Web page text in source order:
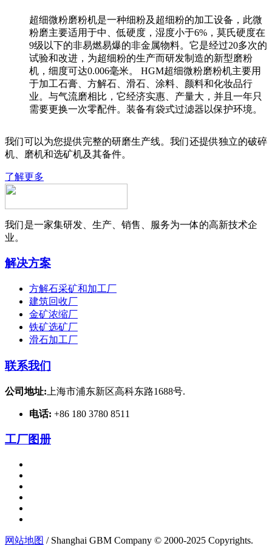
超细微粉磨粉机是一种细粉及超细粉的加工设备，此微
粉磨主要适用于中、低硬度，湿度小于6%，莫氏硬度在
9级以下的非易燃易爆的非金属物料。它是经过20多次的
试验和改进，为超细粉的生产而研发制造的新型磨粉
机，细度可达0.006毫米。 HGM超细微粉磨粉机主要用
于加工石膏、方解石、滑石、涂料、颜料和化妆品行
业。与气流磨相比，它经济实惠、产量大，并且一年只
需要更换一次零配件。装备有袋式过滤器以保护环境。
我们可以为您提供完整的研磨生产线。我们还提供独立的破碎
机、磨机和选矿机及其备件。
了解更多
我们是一家集研发、生产、销售、服务为一体的高新技术企
业。
解决方案
方解石采矿和加工厂
建筑回收厂
金矿浓缩厂
铁矿选矿厂
滑石加工厂
联系我们
公司地址: 上海市浦东新区高科东路1688号.
电话: +86 180 3780 8511
工厂图册
网站地图 / Shanghai GBM Company © 2000-2025 Copyrights.